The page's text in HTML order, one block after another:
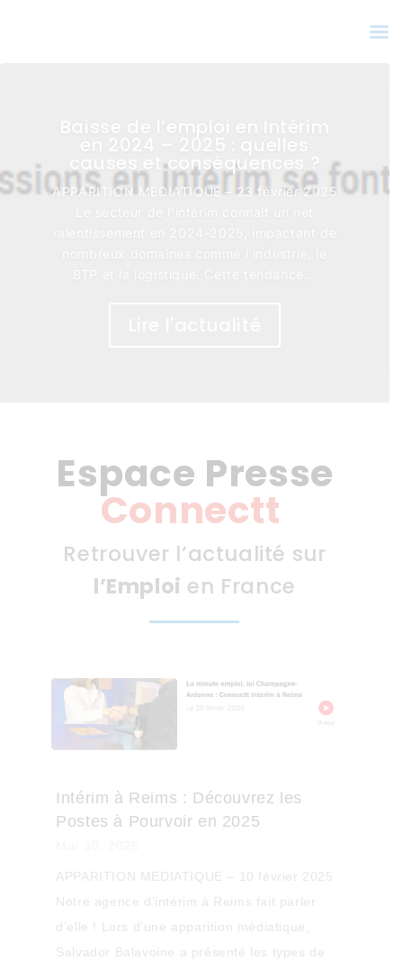
Baisse de l’emploi en Intérim
en 2024 – 2025 : quelles
causes et conséquences ?
APPARITION MEDIATIQUE – 23 février 2025
Espace Presse
Connectt
Retrouver l’actualité sur
l’Emploi en France
Intérim à Reims : Découvrez les
Postes à Pourvoir en 2025
APPARITION MEDIATIQUE – 10 février 2025
Notre agence d’intérim à Reims fait parler
d’elle ! Lors d’une apparition médiatique,
Salvador Balavoine a présenté les types de